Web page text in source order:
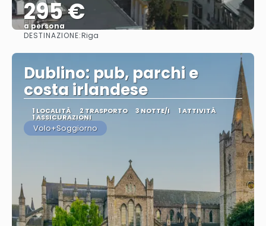
295 €
a persona
DESTINAZIONE:Riga
Dublino: pub, parchi e
costa irlandese
1 LOCALITÀ 2 TRASPORTO 3 NOTTE/I 1 ATTIVITÀ
1 ASSICURAZIONI
Volo+Soggiorno